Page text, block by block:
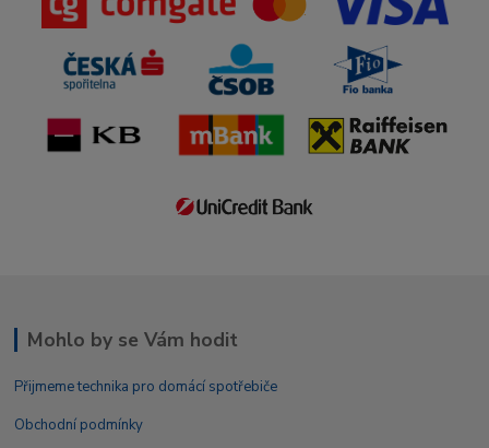
Mohlo by se Vám hodit
Přijmeme technika pro domácí spotřebiče
Obchodní podmínky